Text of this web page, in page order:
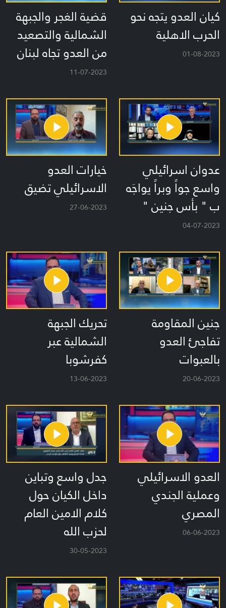
كيان العدو يتجه نحو
الحرب الاهلية
01-08-2023
قضية الغجر والجبهة
الشمالية والتصعيد
من العدو تجاه لبنان
11-07-2023
عدوان اسرائيلي
واسع جواً وبراً يواجَه
ب " بأس جنين "
04-07-2023
خيارات العدو
الاسرائيلي تضيق
27-06-2023
جنين المقاومة
تفاجئ العدو
بالعبوات
20-06-2023
تحريك الجبهة
الشمالية عبر
كفرشوبا
13-06-2023
العدو الاسرائيلي
وعملية الجندي
المصري
06-06-2023
جدل واسع وتباين
داخل الكيان حول
كلام الامين العام
لحزب الله
30-05-2023